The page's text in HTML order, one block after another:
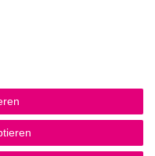
AGB
vorbehalten.